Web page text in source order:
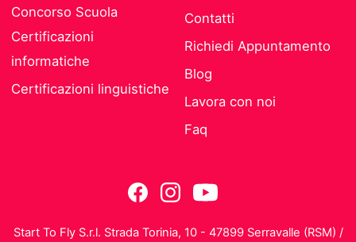
Concorso Scuola
Certificazioni
informatiche
Certificazioni linguistiche
Contatti
Richiedi Appuntamento
Blog
Lavora con noi
Faq
Start To Fly S.r.l. Strada Torinia, 10 - 47899 Serravalle (RSM) /